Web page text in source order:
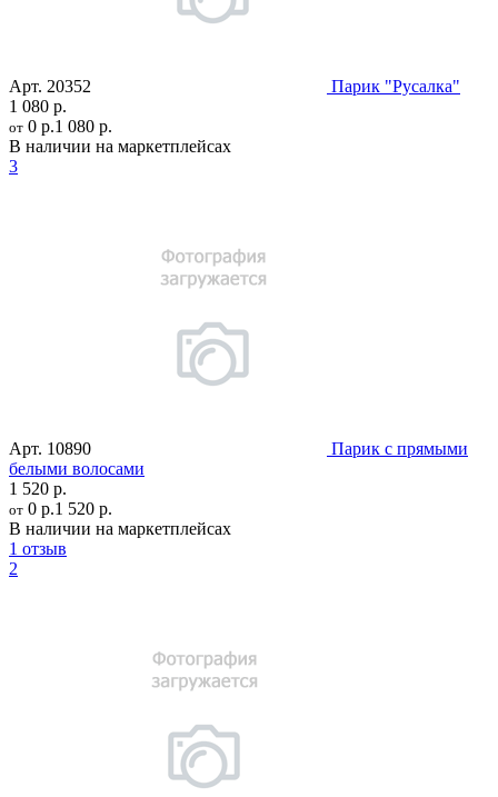
Арт. 20352
Парик "Русалка"
1 080 р.
от 0 р.1 080 р.
В наличии на маркетплейсах
3
Арт. 10890
Парик с прямыми
белыми волосами
1 520 р.
от 0 р.1 520 р.
В наличии на маркетплейсах
1 отзыв
2